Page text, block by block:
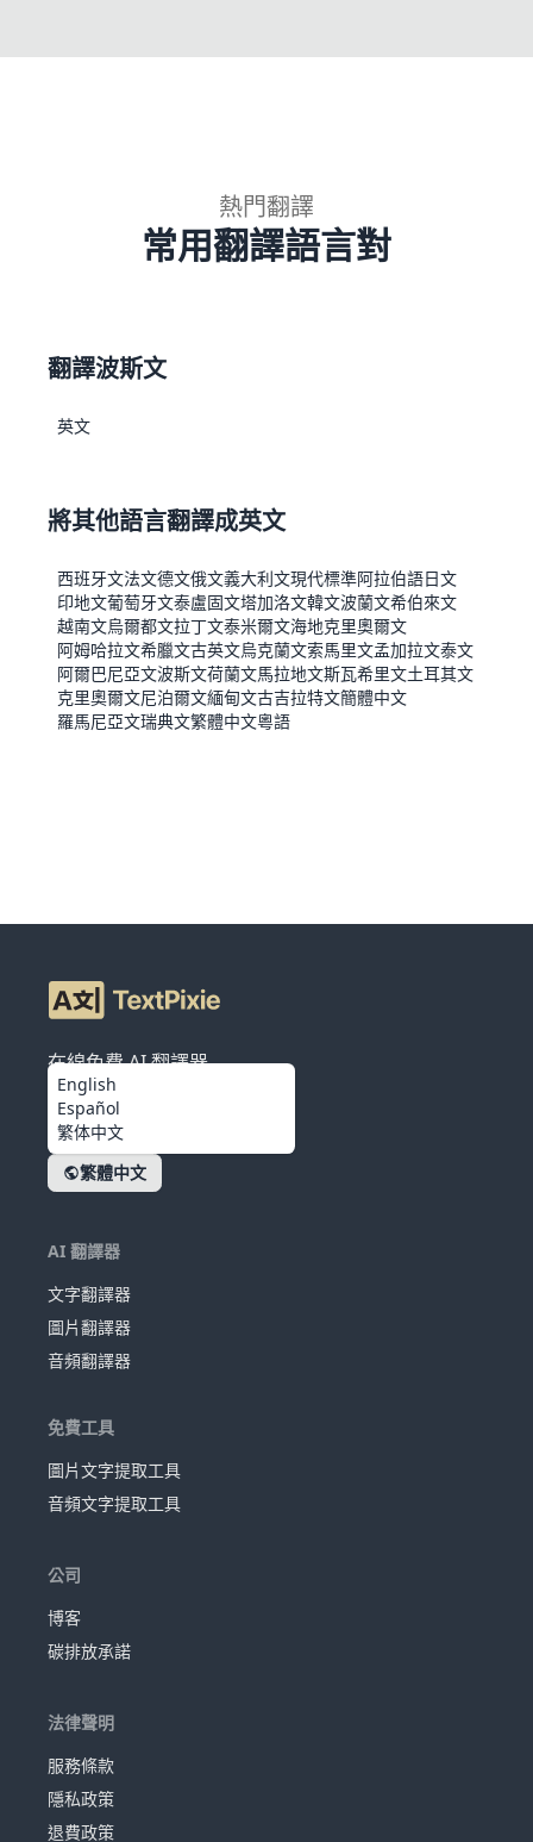
熱門翻譯
常用翻譯語言對
翻譯波斯文
英文
將其他語言翻譯成英文
西班牙文法文德文俄文義大利文現代標準阿拉伯語日文
印地文葡萄牙文泰盧固文塔加洛文韓文波蘭文希伯來文
越南文烏爾都文拉丁文泰米爾文海地克里奧爾文
阿姆哈拉文希臘文古英文烏克蘭文索馬里文孟加拉文泰文
阿爾巴尼亞文波斯文荷蘭文馬拉地文斯瓦希里文土耳其文
克里奧爾文尼泊爾文緬甸文古吉拉特文簡體中文
羅馬尼亞文瑞典文繁體中文粵語
在線免費 AI 翻譯器
繁體中文
English
Español
繁体中文
AI 翻譯器
文字翻譯器
圖片翻譯器
音頻翻譯器
免費工具
圖片文字提取工具
音頻文字提取工具
公司
博客
碳排放承諾
法律聲明
服務條款
隱私政策
退費政策